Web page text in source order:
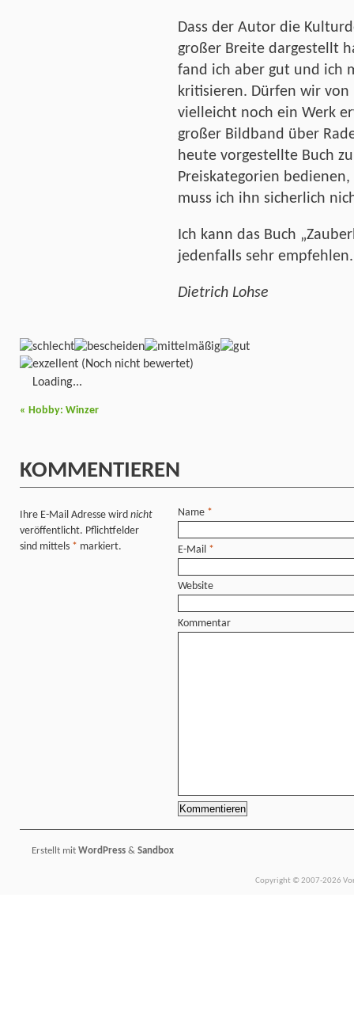
Dass der Autor die
großer Breite dargestellt
fand ich aber gut und ich
kritisieren. Dürfen wir
vielleicht noch ein Werk
großer Bildband über
heute vorgestellte Buch
Preiskategorien
muss ich ihn sicherlich
Ich kann das Buch
jedenfalls sehr empfehlen.
Dietrich Lohse
(Noch nicht bewertet)
Loading...
« Hobby: Winzer
KOMMENTIEREN
Ihre E-Mail Adresse wird nicht
veröffentlicht. Pflichtfelder
sind mittels * markiert.
Name *
E-Mail *
Website
Kommentar
Erstellt mit WordPress & Sandbox
Copyright © 2007-2026